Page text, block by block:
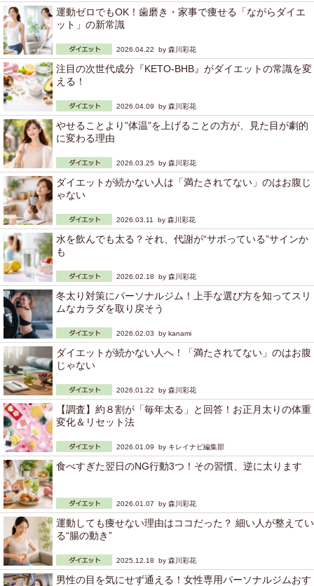
運動ゼロでもOK！歯磨き・家事で痩せる「ながらダイエ
ット」の新常識
2026.04.22 by 森川彩花
注目の次世代成分『KETO-BHB』がダイエットの常識を変
える！
2026.04.09 by 森川彩花
やせることより”体温”を上げることの方が、見た目が劇的
に変わる理由
2026.03.25 by 森川彩花
ダイエットが続かない人は「満たされてない」のはお腹じ
ゃない
2026.03.11 by 森川彩花
水を飲んでも太る？それ、代謝が“サボっている”サインか
も
2026.02.18 by 森川彩花
冬太り対策にパーソナルジム！上手な選び方を知ってスリ
ムなカラダを取り戻そう
2026.02.03 by kanami
ダイエットが続かない人へ！「満たされてない」のはお腹
じゃない
2026.01.22 by 森川彩花
【調査】約８割が「毎年太る」と回答！お正月太りの体重
変化＆リセット法
2026.01.09 by キレイナビ編集部
食べすぎた翌日のNG行動3つ！その習慣、逆に太ります
2026.01.07 by 森川彩花
運動しても痩せない理由はココだった？ 細い人が整えてい
る“腸の動き”
2025.12.18 by 森川彩花
男性の目を気にせず通える！女性専用パーソナルジムおす